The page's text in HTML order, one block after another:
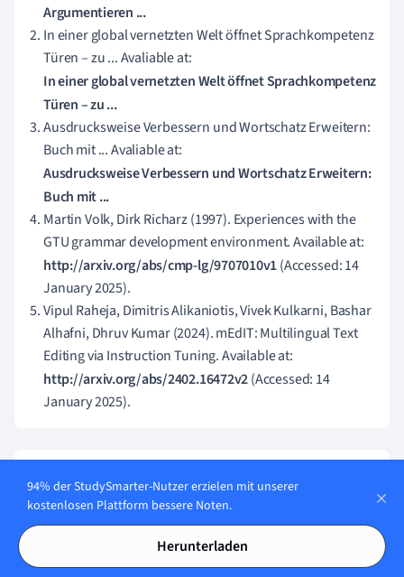
Argumentieren ...
In einer global vernetzten Welt öffnet Sprachkompetenz
Türen – zu ... Avaliable at:
In einer global vernetzten Welt öffnet Sprachkompetenz
Türen – zu ...
Ausdrucksweise Verbessern und Wortschatz Erweitern:
Buch mit ... Avaliable at:
Ausdrucksweise Verbessern und Wortschatz Erweitern:
Buch mit ...
Martin Volk, Dirk Richarz (1997). Experiences with the
GTU grammar development environment. Available at:
http://arxiv.org/abs/cmp-lg/9707010v1(Accessed: 14
January 2025).
Vipul Raheja, Dimitris Alikaniotis, Vivek Kulkarni, Bashar
Alhafni, Dhruv Kumar (2024). mEdIT: Multilingual Text
Editing via Instruction Tuning. Available at:
http://arxiv.org/abs/2402.16472v2(Accessed: 14
January 2025).
Ähnliche Themen in Französisch
Französisch Lernen
Französische Filme
94% der StudySmarter-Nutzer erzielen mit unserer
kostenlosen Plattform bessere Noten.
Herunterladen